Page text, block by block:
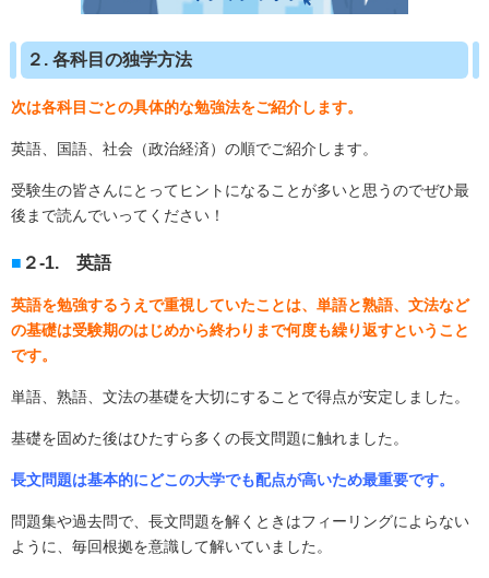
２. 各科目の独学方法
次は各科目ごとの具体的な勉強法をご紹介します。
英語、国語、社会（政治経済）の順でご紹介します。
受験生の皆さんにとってヒントになることが多いと思うのでぜひ最
後まで読んでいってください！
２-1. 英語
英語を勉強するうえで重視していたことは、単語と熟語、文法など
の基礎は受験期のはじめから終わりまで何度も繰り返すということ
です。
単語、熟語、文法の基礎を大切にすることで得点が安定しました。
基礎を固めた後はひたすら多くの長文問題に触れました。
長文問題は基本的にどこの大学でも配点が高いため最重要です。
問題集や過去問で、長文問題を解くときはフィーリングによらない
ように、毎回根拠を意識して解いていました。